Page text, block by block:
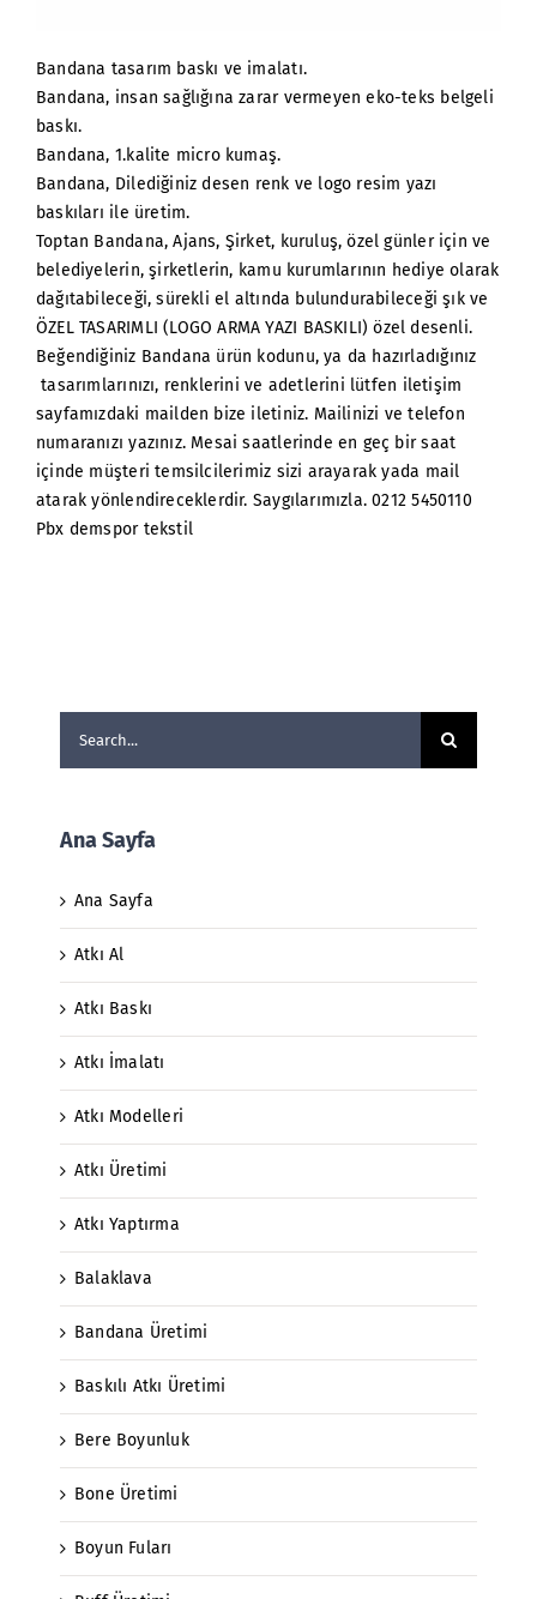
Bandana tasarım baskı ve imalatı.
Bandana, insan sağlığına zarar vermeyen eko-teks belgeli
baskı.
Bandana, 1.kalite micro kumaş.
Bandana, Dilediğiniz desen renk ve logo resim yazı
baskıları ile üretim.
Toptan Bandana, Ajans, Şirket, kuruluş, özel günler için ve
belediyelerin, şirketlerin, kamu kurumlarının hediye olarak
dağıtabileceği, sürekli el altında bulundurabileceği şık ve
ÖZEL TASARIMLI (LOGO ARMA YAZI BASKILI) özel desenli.
Beğendiğiniz Bandana ürün kodunu, ya da hazırladığınız
tasarımlarınızı, renklerini ve adetlerini lütfen iletişim
sayfamızdaki mailden bize iletiniz. Mailinizi ve telefon
numaranızı yazınız. Mesai saatlerinde en geç bir saat
içinde müşteri temsilcilerimiz sizi arayarak yada mail
atarak yönlendireceklerdir. Saygılarımızla. 0212 5450110
Pbx demspor tekstil
Ana Sayfa
Ana Sayfa
Atkı Al
Atkı Baskı
Atkı İmalatı
Atkı Modelleri
Atkı Üretimi
Atkı Yaptırma
Balaklava
Bandana Üretimi
Baskılı Atkı Üretimi
Bere Boyunluk
Bone Üretimi
Boyun Fuları